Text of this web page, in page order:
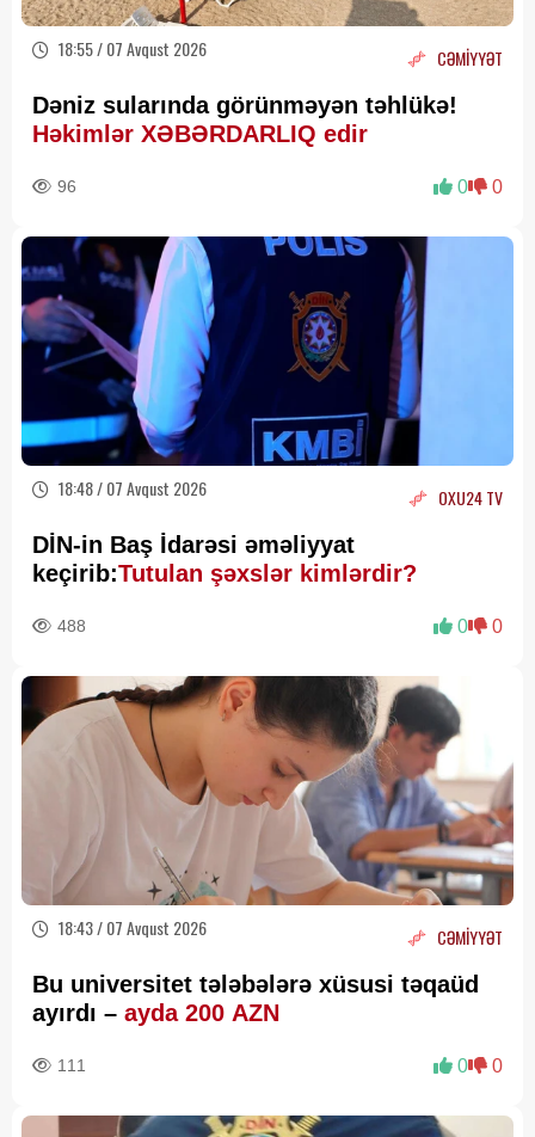
18:55 / 07 Avqust 2026 CƏMİYYƏT
Dəniz sularında görünməyən təhlükə!
Həkimlər XƏBƏRDARLIQ edir
96 0 0
18:48 / 07 Avqust 2026 OXU24 TV
DİN-in Baş İdarəsi əməliyyat
keçirib:Tutulan şəxslər kimlərdir?
488 0 0
18:43 / 07 Avqust 2026 CƏMİYYƏT
Bu universitet tələbələrə xüsusi təqaüd
ayırdı – ayda 200 AZN
111 0 0